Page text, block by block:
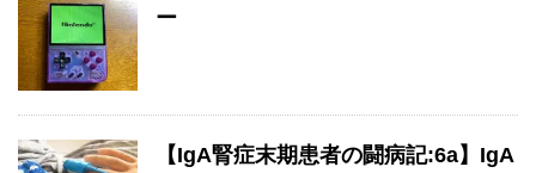
ー
【IgA腎症末期患者の闘病記:6a】IgA